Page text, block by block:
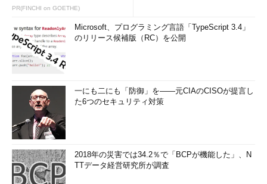
PR(FINCHI on GOETHE)
Microsoft、プログラミング言語「TypeScript 3.4」
のリリース候補版（RC）を公開
一にも二にも「防御」を――元CIAのCISOが提言し
た6つのセキュリティ対策
2018年の災害では34.2％で「BCPが機能した」、N
TTデータ経営研究所が調査